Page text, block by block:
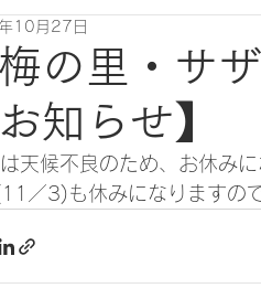
梅の里・サ
知らせ】
10月27日
天候不良のため、お休みに
／3)も休みになりますの